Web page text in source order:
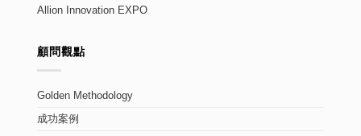
Allion Innovation EXPO
顧問觀點
Golden Methodology
成功案例